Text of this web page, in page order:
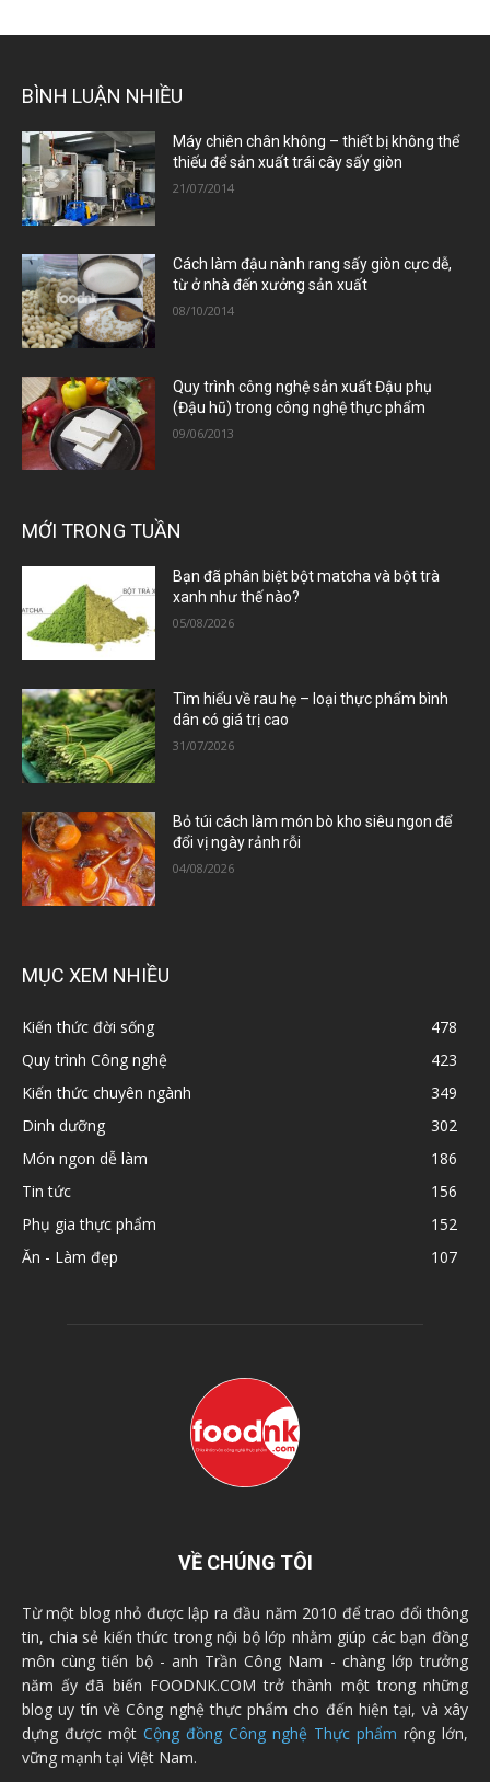
BÌNH LUẬN NHIỀU
Máy chiên chân không – thiết bị không thể
thiếu để sản xuất trái cây sấy giòn
21/07/2014
Cách làm đậu nành rang sấy giòn cực dễ,
từ ở nhà đến xưởng sản xuất
08/10/2014
Quy trình công nghệ sản xuất Đậu phụ
(Đậu hũ) trong công nghệ thực phẩm
09/06/2013
MỚI TRONG TUẦN
Bạn đã phân biệt bột matcha và bột trà
xanh như thế nào?
05/08/2026
Tìm hiểu về rau hẹ – loại thực phẩm bình
dân có giá trị cao
31/07/2026
Bỏ túi cách làm món bò kho siêu ngon để
đổi vị ngày rảnh rỗi
04/08/2026
MỤC XEM NHIỀU
Kiến thức đời sống
478
Quy trình Công nghệ
423
Kiến thức chuyên ngành
349
Dinh dưỡng
302
Món ngon dễ làm
186
Tin tức
156
Phụ gia thực phẩm
152
Ăn - Làm đẹp
107
VỀ CHÚNG TÔI
Từ một blog nhỏ được lập ra đầu năm 2010 để trao đổi thông
tin, chia sẻ kiến thức trong nội bộ lớp nhằm giúp các bạn đồng
môn cùng tiến bộ - anh Trần Công Nam - chàng lớp trưởng
năm ấy đã biến FOODNK.COM trở thành một trong những
blog uy tín về Công nghệ thực phẩm cho đến hiện tại, và xây
dựng được một Cộng đồng Công nghệ Thực phẩm rộng lớn,
vững mạnh tại Việt Nam.